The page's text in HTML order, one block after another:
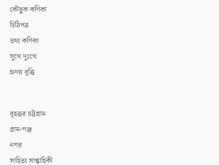
কৌতুক কণিকা
চিঠিপত্র
তথ্য কণিকা
সুখে দুঃখে
হৃদয় বৃত্তি
বৃহত্তর চট্টগ্রাম
গ্রাম-গঞ্জ
নগর
সাহিত্য সাপ্তাহিকী